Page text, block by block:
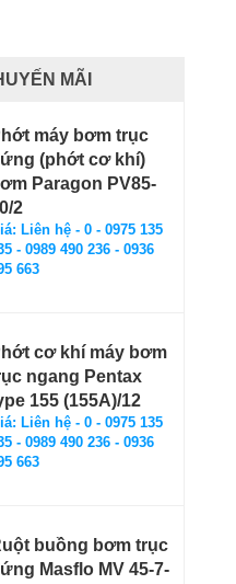
MÃI
máy bơm trục
(phớt cơ khí)
Paragon PV85-
2
Liên hệ - 0 - 0975 135
- 0989 490 236 - 0936
663
cơ khí máy bơm
ngang Pentax
155 (155A)/12
Liên hệ - 0 - 0975 135
- 0989 490 236 - 0936
663
buồng bơm trục
Masflo MV 45-7-